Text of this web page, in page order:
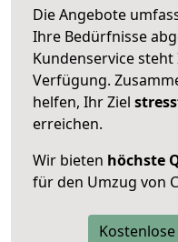
Die Angebote
Ihre Bedürfnisse
Kundenservice
Verfügung.
helfen, Ihr Ziel
erreichen.
Wir bieten höchste
für den Umzug von